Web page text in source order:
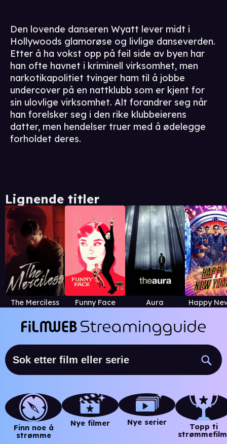
Den lovende danseren Wyatt lever midt i
Hollywoods glamorøse og livlige danseverden.
Etter å ha vokst opp på feil side av byen har
han ofte havnet i kriminell virksomhet, men
narkotikapolitiet tvinger ham til å jobbe
undercover på en nattklubb som er kjent for
sin ulovlige virksomhet. Alt forandrer seg når
han forelsker seg i den rike klubbeierens
datter, men hendelser truer med å ødelegge
forholdet deres.
Lignende titler
The Merciless Funny Face Aura
Finn noe å
strømme
Nye filmer Nye serier
Topp ti